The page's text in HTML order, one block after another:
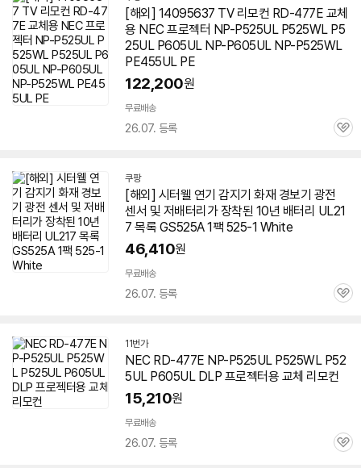
[해외] 14095637 TV 리모컨 RD-477E 교체
용 NEC 프로젝터 NP-P525UL P525WL P5
25UL P605UL NP-P605UL NP-P525WL
PE455UL PE
122,200원
무료배송
26.07. 등록
관
쿠팡
[해외] 시터웰 연기 감지기 화재 경보기 광전
센서 및 저배터리가 장착된 10년 배터리 UL21
7 목록 GS525A 1팩 525-1 White
46,410원
무료배송
26.07. 등록
관
11번가
NEC RD-477E NP-P525UL P525WL P52
5UL P605UL DLP 프로젝터용 교체 리모컨
15,210원
무료배송
26.07. 등록
관